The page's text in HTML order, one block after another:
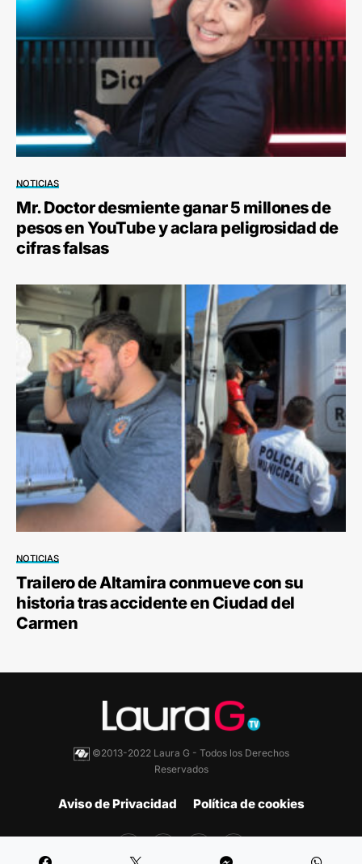
NOTICIAS
Mr. Doctor desmiente ganar 5 millones de
pesos en YouTube y aclara peligrosidad de
cifras falsas
NOTICIAS
Trailero de Altamira conmueve con su
historia tras accidente en Ciudad del
Carmen
©2013-2022 Laura G - Todos los Derechos
Reservados
Aviso de Privacidad Política de cookies